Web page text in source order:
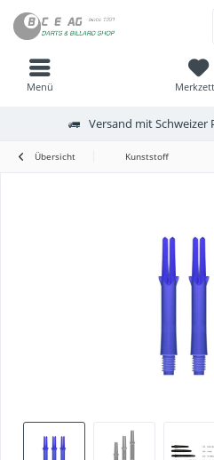
Menü
Versand mit Schweizer
Übersicht Kunststoff